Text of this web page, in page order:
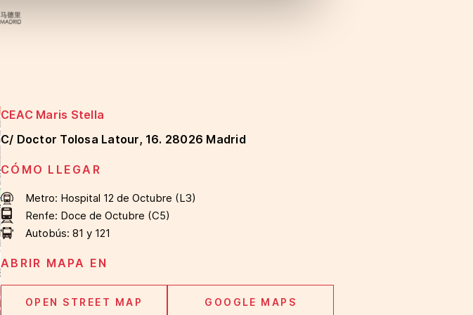
CEAC Maris Stella
C/ Doctor Tolosa Latour, 16. 28026 Madrid
CÓMO LLEGAR
Metro: Hospital 12 de Octubre (L3)
Renfe: Doce de Octubre (C5)
Autobús: 81 y 121
ABRIR MAPA EN
OPEN STREET MAP GOOGLE MAPS